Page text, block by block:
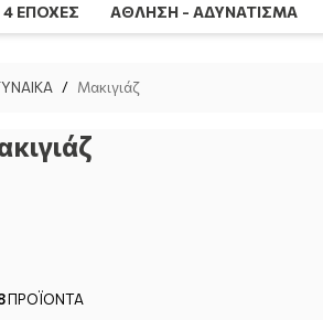
4 ΕΠΟΧΕΣ ΑΘΛΗΣΗ - ΑΔΥΝΑΤΙΣΜΑ
/ Μακιγιάζ
ΠΡΟΪΟΝΤΑ